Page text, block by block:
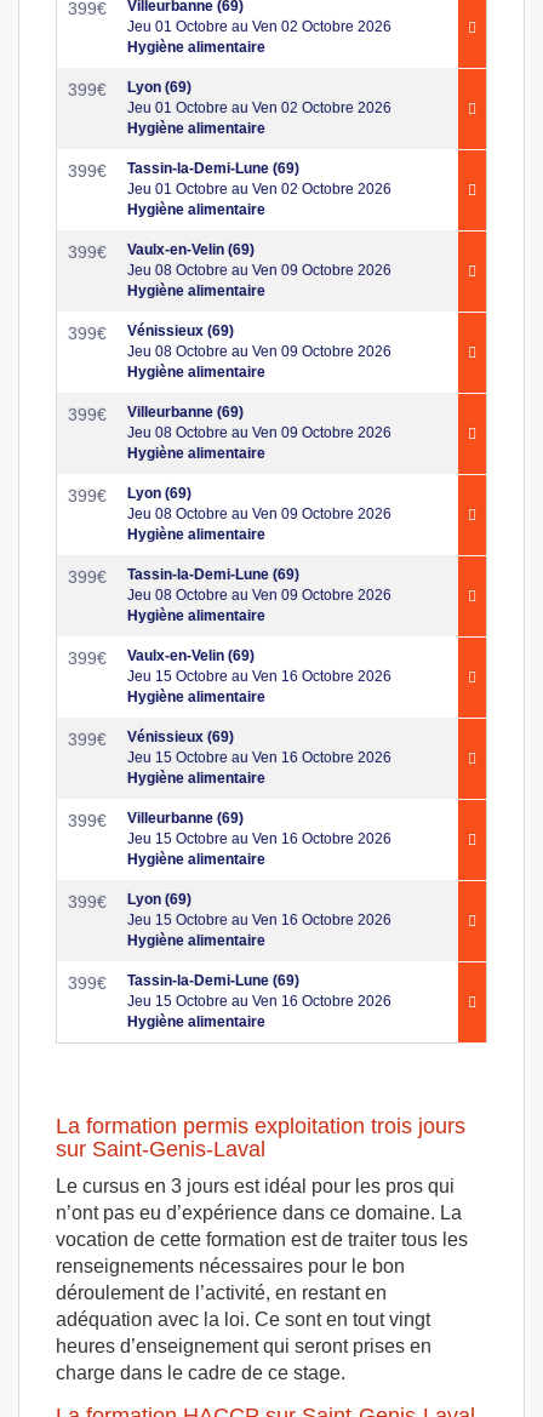
399€
Villeurbanne (69)
Jeu 01 Octobre au Ven 02 Octobre 2026
Hygiène alimentaire
399€
Lyon (69)
Jeu 01 Octobre au Ven 02 Octobre 2026
Hygiène alimentaire
399€
Tassin-la-Demi-Lune (69)
Jeu 01 Octobre au Ven 02 Octobre 2026
Hygiène alimentaire
399€
Vaulx-en-Velin (69)
Jeu 08 Octobre au Ven 09 Octobre 2026
Hygiène alimentaire
399€
Vénissieux (69)
Jeu 08 Octobre au Ven 09 Octobre 2026
Hygiène alimentaire
399€
Villeurbanne (69)
Jeu 08 Octobre au Ven 09 Octobre 2026
Hygiène alimentaire
399€
Lyon (69)
Jeu 08 Octobre au Ven 09 Octobre 2026
Hygiène alimentaire
399€
Tassin-la-Demi-Lune (69)
Jeu 08 Octobre au Ven 09 Octobre 2026
Hygiène alimentaire
399€
Vaulx-en-Velin (69)
Jeu 15 Octobre au Ven 16 Octobre 2026
Hygiène alimentaire
399€
Vénissieux (69)
Jeu 15 Octobre au Ven 16 Octobre 2026
Hygiène alimentaire
399€
Villeurbanne (69)
Jeu 15 Octobre au Ven 16 Octobre 2026
Hygiène alimentaire
399€
Lyon (69)
Jeu 15 Octobre au Ven 16 Octobre 2026
Hygiène alimentaire
399€
Tassin-la-Demi-Lune (69)
Jeu 15 Octobre au Ven 16 Octobre 2026
Hygiène alimentaire
La formation permis exploitation trois jours
sur Saint-Genis-Laval
Le cursus en 3 jours est idéal pour les pros qui
n’ont pas eu d’expérience dans ce domaine. La
vocation de cette formation est de traiter tous les
renseignements nécessaires pour le bon
déroulement de l’activité, en restant en
adéquation avec la loi. Ce sont en tout vingt
heures d’enseignement qui seront prises en
charge dans le cadre de ce stage.